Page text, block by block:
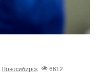
Новосибирск
6612